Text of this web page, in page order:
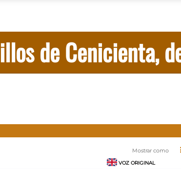
de Cenicienta,
Mostrar como
VOZ ORIGINAL